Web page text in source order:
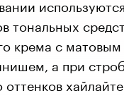
тональных
крема с
а при
оттенков